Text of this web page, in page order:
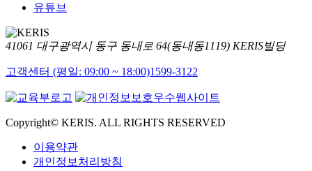
유튜브
41061 대구광역시 동구 동내로 64(동내동1119) KERIS빌딩
고객센터 (평일: 09:00 ~ 18:00)1599-3122
Copyright© KERIS. ALL RIGHTS RESERVED
이용약관
개인정보처리방침